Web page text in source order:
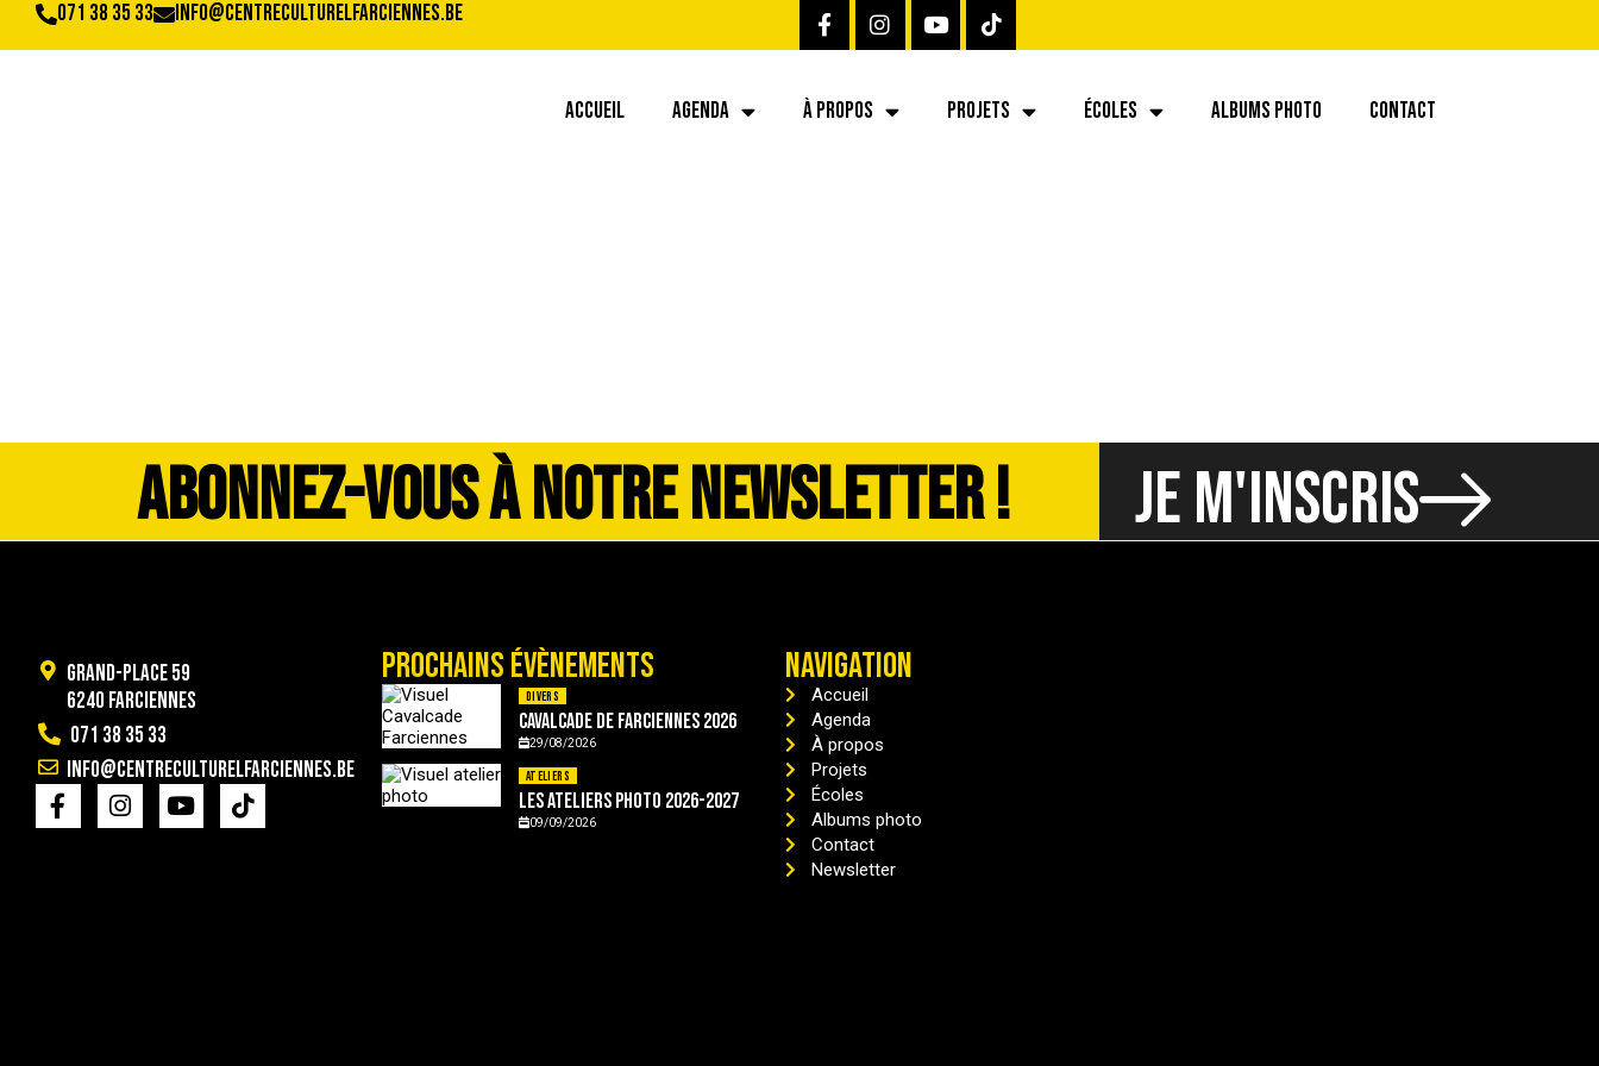
071 38 35 33 info@centreculturelfarciennes.be
ACCUEIL AGENDA À PROPOS PROJETS ÉCOLES ALBUMS PHOTO CONTACT
ABONNEZ-VOUS À NOTRE NEWSLETTER ! JE M'INSCRIS
Grand-Place 59
6240 Farciennes
071 38 35 33
info@centreculturelfarciennes.be
PROCHAINS ÉVÈNEMENTS
Divers
Cavalcade de Farciennes 2026
29/08/2026
Ateliers
Les ateliers photo 2026-2027
09/09/2026
NAVIGATION
Accueil
Agenda
À propos
Projets
Écoles
Albums photo
Contact
Newsletter